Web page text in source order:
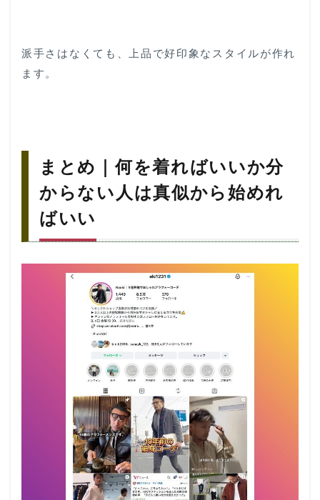
派手さはなくても、上品で好印象なスタイルが作れ
ます。
まとめ｜何を着ればいいか分
からない人は真似から始めれ
ばいい